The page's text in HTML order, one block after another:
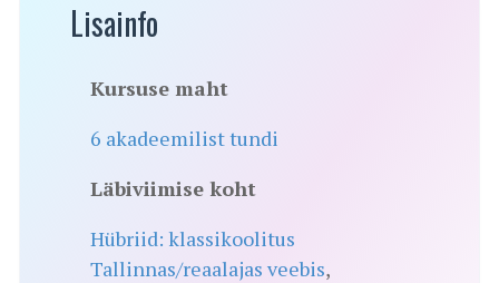
Lisainfo
Kursuse maht
6 akadeemilist tundi
Läbiviimise koht
Hübriid: klassikoolitus
Tallinnas/reaalajas veebis,